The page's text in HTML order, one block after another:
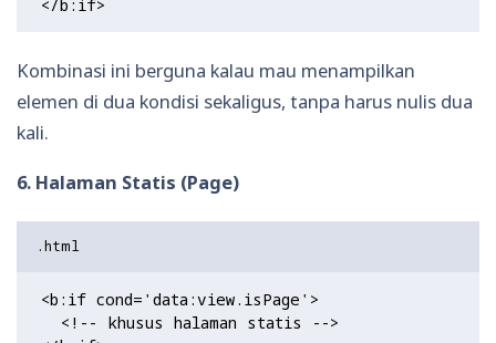
Kombinasi ini berguna kalau mau menampilkan
elemen di dua kondisi sekaligus, tanpa harus nulis dua
kali.
6. Halaman Statis (Page)
<b:if cond='data:view.isPage'>
  <!-- khusus halaman statis -->